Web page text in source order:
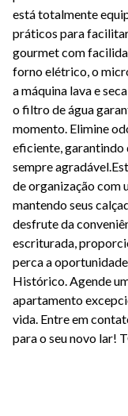
está totalmente
práticos para facilitar
gourmet com
forno elétrico, o
a máquina lava e
o filtro de água
momento. Elimine
eficiente, garantindo
sempre
de organização com
mantendo seus
desfrute da
escriturada,
perca a
Histórico. Agende
apartamento
vida. Entre em
para o seu novo lar!